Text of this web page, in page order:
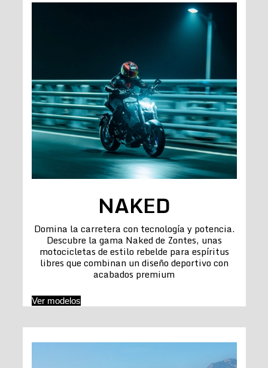
NAKED
Domina la carretera con tecnología y potencia.
Descubre la gama Naked de Zontes, unas
motocicletas de estilo rebelde para espíritus
libres que combinan un diseño deportivo con
acabados premium
Ver modelos